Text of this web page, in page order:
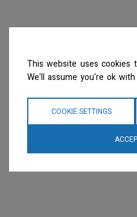
This website uses cookies
We'll assume you're ok
COOKIE SETTINGS